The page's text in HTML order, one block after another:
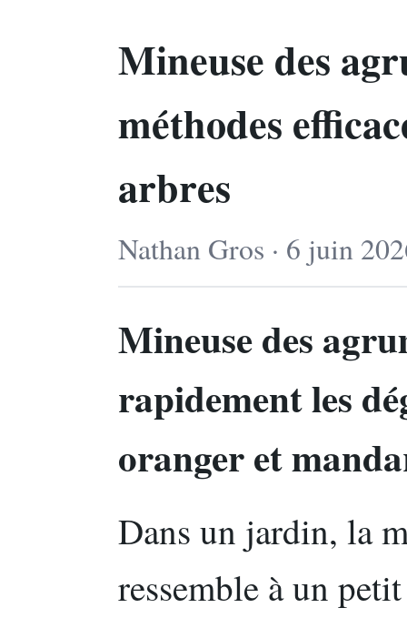
Mineuse des
méthodes
arbres
Nathan Gros · 6 juin
Mineuse des
rapidement les
oranger et
Dans un jardin, la
ressemble à un